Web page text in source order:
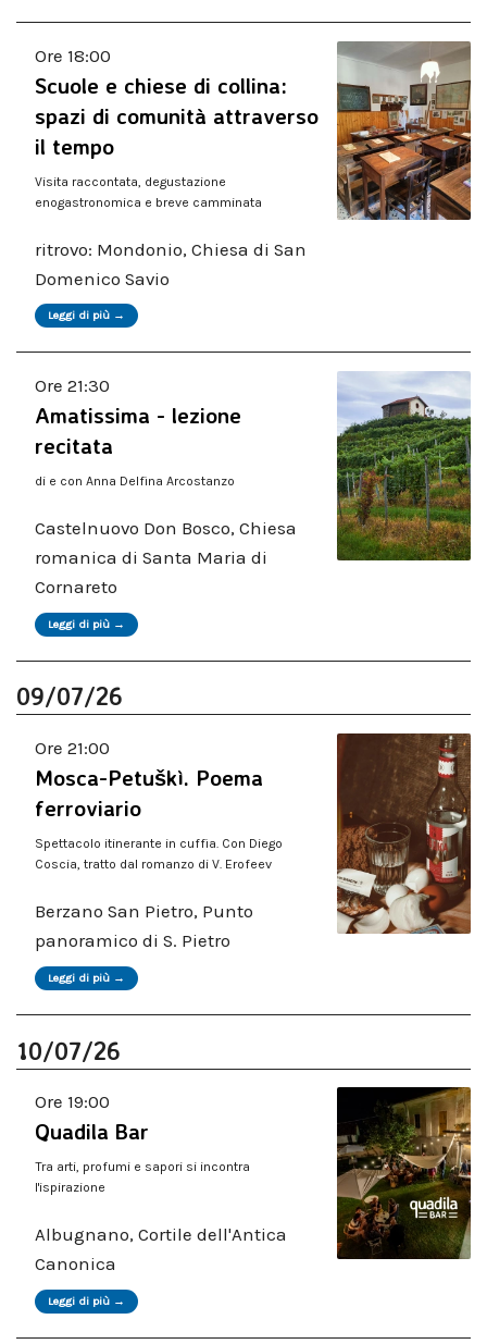
Ore 18:00
Scuole e chiese di collina:
spazi di comunità attraverso
il tempo
Visita raccontata, degustazione
enogastronomica e breve camminata
ritrovo: Mondonio, Chiesa di San
Domenico Savio
Leggi di più →
Ore 21:30
Amatissima - lezione
recitata
di e con Anna Delfina Arcostanzo
Castelnuovo Don Bosco, Chiesa
romanica di Santa Maria di
Cornareto
Leggi di più →
09/07/26
Ore 21:00
Mosca-Petuškì. Poema
ferroviario
Spettacolo itinerante in cuffia. Con Diego
Coscia, tratto dal romanzo di V. Erofeev
Berzano San Pietro, Punto
panoramico di S. Pietro
Leggi di più →
10/07/26
Ore 19:00
Quadila Bar
Tra arti, profumi e sapori si incontra
l'ispirazione
Albugnano, Cortile dell'Antica
Canonica
Leggi di più →